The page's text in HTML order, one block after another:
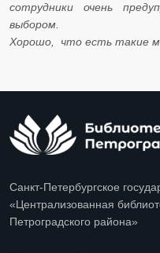
сотрудники очень
выбором.
​​​​​​​Хорошо, что есть такие
Санкт-Петербургское
«Централизованная
Петроградского района»